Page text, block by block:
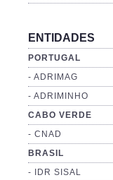
ENTIDADES
PORTUGAL
- ADRIMAG
- ADRIMINHO
CABO VERDE
- CNAD
BRASIL
- IDR SISAL